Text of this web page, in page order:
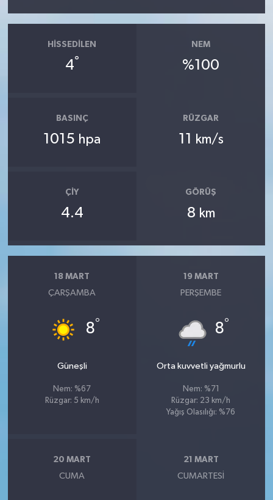
HISSEDILEN
4°
NEM
%100
BASINÇ
1015 hpa
RÜZGAR
11 km/s
ÇIY
4.4
GÖRÜŞ
8 km
18 MART
ÇARŞAMBA
8°
Güneşli
Nem: %67
Rüzgar: 5 km/h
19 MART
PERŞEMBE
8°
Orta kuvvetli yağmurlu
Nem: %71
Rüzgar: 23 km/h
Yağış Olasılığı: %76
20 MART
CUMA
21 MART
CUMARTESI